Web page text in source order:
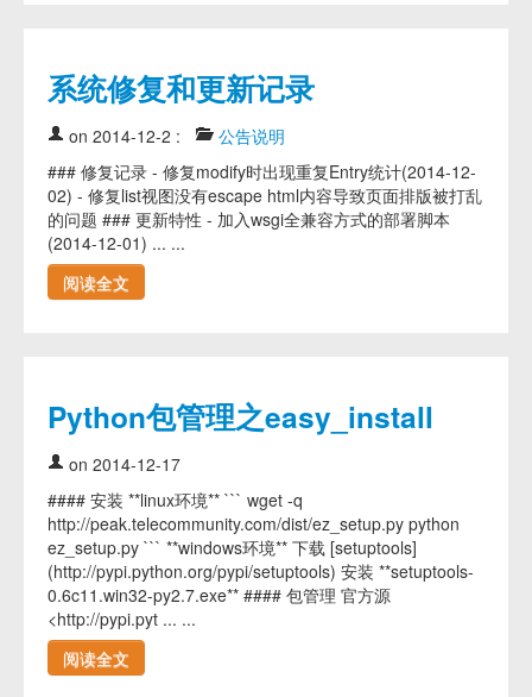
系统修复和更新记录
on 2014-12-2 :
公告说明
### 修复记录 - 修复modify时出现重复Entry统计(2014-12-
02) - 修复list视图没有escape html内容导致页面排版被打乱
的问题 ### 更新特性 - 加入wsgi全兼容方式的部署脚本
(2014-12-01) ... ...
阅读全文
Python包管理之easy_install
on 2014-12-17
#### 安装 **linux环境** ``` wget -q
http://peak.telecommunity.com/dist/ez_setup.py python
ez_setup.py ``` **windows环境** 下载 [setuptools]
(http://pypi.python.org/pypi/setuptools) 安装 **setuptools-
0.6c11.win32-py2.7.exe** #### 包管理 官方源
<http://pypi.pyt ... ...
阅读全文